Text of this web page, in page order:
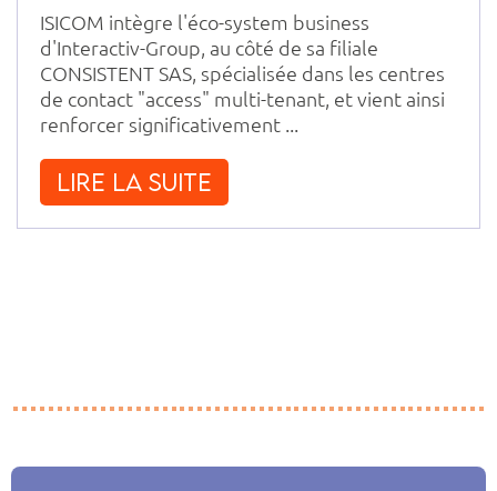
ISICOM intègre l'éco-system business
d'Interactiv-Group, au côté de sa filiale
CONSISTENT SAS, spécialisée dans les centres
de contact "access" multi-tenant, et vient ainsi
renforcer significativement ...
Lire la suite